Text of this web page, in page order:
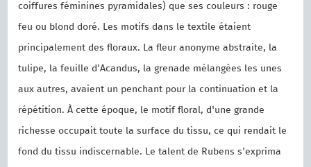
coiffures féminines pyramidales) que ses couleurs : rouge
feu ou blond doré. Les motifs dans le textile étaient
principalement des floraux. La fleur anonyme abstraite, la
tulipe, la feuille d'Acandus, la grenade mélangées les unes
aux autres, avaient un penchant pour la continuation et la
répétition. À cette époque, le motif floral, d'une grande
richesse occupait toute la surface du tissu, ce qui rendait le
fond du tissu indiscernable. Le talent de Rubens s'exprima